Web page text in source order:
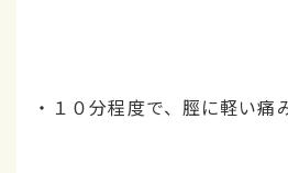
・１０分程度で、脛に軽い痛